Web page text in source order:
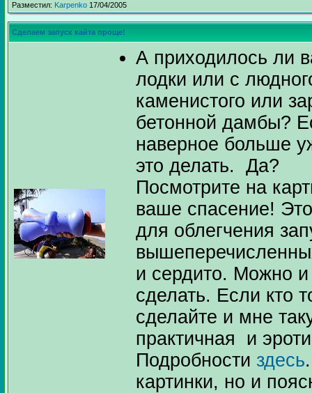
Разместил: Karpenko 17/04/2005
Сделаем запуск кайта проще!
А приходилось ли
лодки или с
каменистого или
бетонной дамбы?
наверное больше
это делать. Да?
Посмотрите на
ваше спасение!
для облегчения
и сердито. Можно
сделать. Если кто
сделайте и мне
практичная и
Подробности здесь
картинки, но и